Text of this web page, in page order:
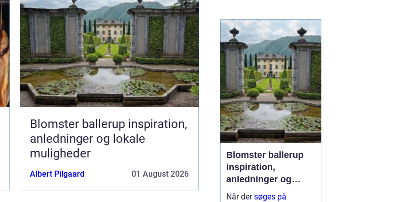
Blomster ballerup inspiration,
anledninger og lokale
muligheder
Albert Pilgaard 01 August 2026
lokal kultur. Her
forvandles fisk fra havet
til røgede delikatesser
med dyb sm...
Blomster ballerup
inspiration,
anledninger og
lokale muligheder
Når dersøges på